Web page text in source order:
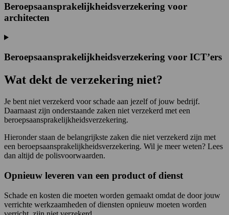
Beroepsaansprakelijkheidsverzekering voor
architecten
Beroepsaansprakelijkheidsverzekering voor ICT’ers
Wat dekt de verzekering niet?
Je bent niet verzekerd voor schade aan jezelf of jouw bedrijf.
Daarnaast zijn onderstaande zaken niet verzekerd met een
beroepsaansprakelijkheidsverzekering.
Hieronder staan de belangrijkste zaken die niet verzekerd zijn met
een beroepsaansprakelijkheidsverzekering. Wil je meer weten? Lees
dan altijd de polisvoorwaarden.
Opnieuw leveren van een product of dienst
Schade en kosten die moeten worden gemaakt omdat de door jouw
verrichte werkzaamheden of diensten opnieuw moeten worden